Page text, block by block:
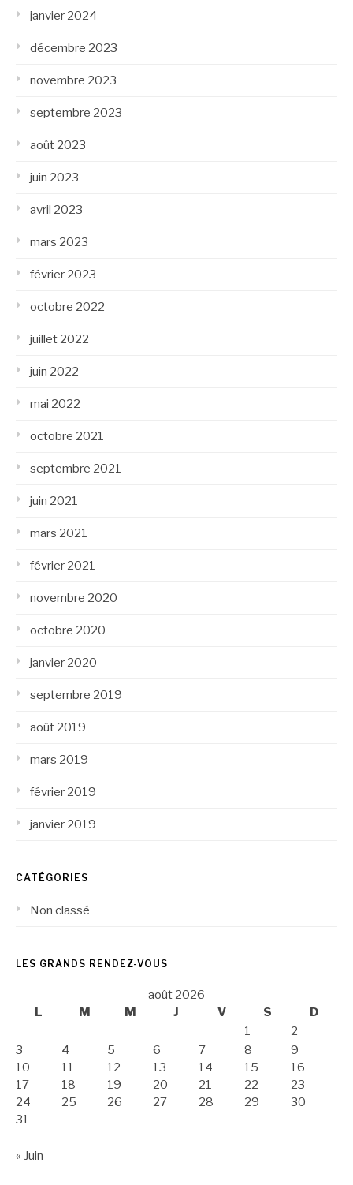
janvier 2024
décembre 2023
novembre 2023
septembre 2023
août 2023
juin 2023
avril 2023
mars 2023
février 2023
octobre 2022
juillet 2022
juin 2022
mai 2022
octobre 2021
septembre 2021
juin 2021
mars 2021
février 2021
novembre 2020
octobre 2020
janvier 2020
septembre 2019
août 2019
mars 2019
février 2019
janvier 2019
CATÉGORIES
Non classé
LES GRANDS RENDEZ-VOUS
août 2026
L
M M J V S
D
1
2
3
4 5 6 7 8
9
10
11 12 13 14 15
16
17
18 19 20 21 22
23
24
25 26 27 28 29
30
31
« Juin